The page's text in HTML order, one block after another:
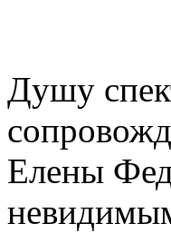
Душу
Елены